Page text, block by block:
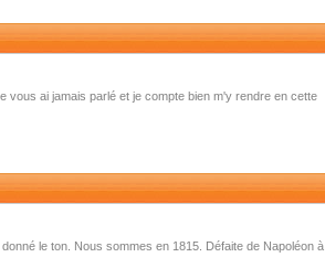
ai jamais parlé et je compte bien m'y rendre en cette
le ton. Nous sommes en 1815. Défaite de Napoléon à